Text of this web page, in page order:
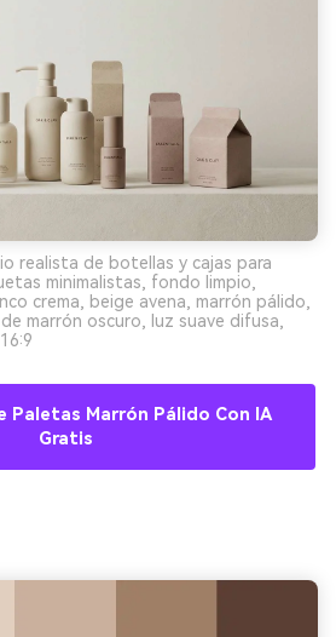
realista de botellas y cajas para
minimalistas, fondo limpio,
crema, beige avena, marrón pálido,
marrón oscuro, luz suave difusa,
Paletas Marrón Pálido Con IA
Gratis